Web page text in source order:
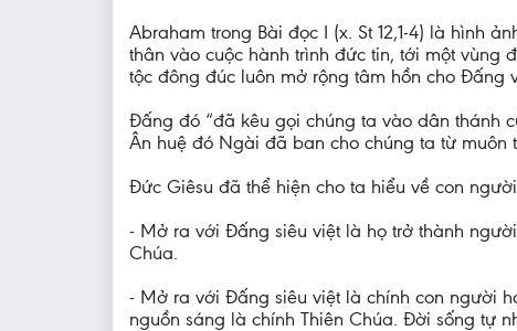
Abraham trong Bài đọc I (x. St 12,1-4) là hình
thân vào cuộc hành trình đức tin, tới một vùng
tộc đông đúc luôn mở rộng tâm hồn cho Đấng
Đấng đó “đã kêu gọi chúng ta vào dân thánh
Ân huệ đó Ngài đã ban cho chúng ta từ muôn
Đức Giêsu đã thể hiện cho ta hiểu về con
- Mở ra với Đấng siêu việt là họ trở thành
Chúa.
- Mở ra với Đấng siêu việt là chính con người
nguồn sáng là chính Thiên Chúa. Đời sống tự